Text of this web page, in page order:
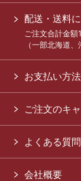
配送・送料
ご注文合計金
（一部北海道
お支払い方
ご注文のキ
よくある質問
会社概要